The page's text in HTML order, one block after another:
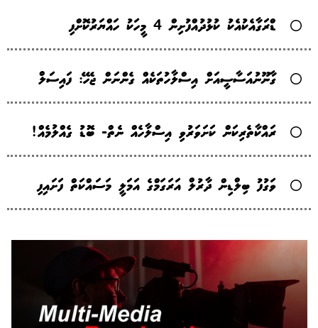
ޑްރަގާއެކުއެކު ކުޅުދުއްފުށިން 4 މީހަކު ހައްޔަރުކޮށްފި
ގާނޫނުއަސާސީއަށް އިސްލާހުތަކެއް ގެންނަން ޖެހޭ: ފައިސަލް
ރައްކާތެރިކަން ކަށަވަރުވި އިސްލާހެއް ނެތް- ބޮޑު ގެއްލުމެއް!
ވަގުފު ބިލްޑިން ދާރުލް އަރަގަމްގެ އަމަލީ މަސައްކަތް ފަށައިފި